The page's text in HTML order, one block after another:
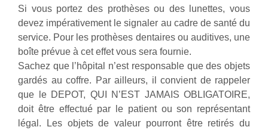
Si vous portez des prothèses ou des lunettes, vous
devez impérativement le signaler au cadre de santé du
service. Pour les prothèses dentaires ou auditives, une
boîte prévue à cet effet vous sera fournie.
Sachez que l’hôpital n’est responsable que des objets
gardés au coffre. Par ailleurs, il convient de rappeler
que le DEPOT, QUI N’EST JAMAIS OBLIGATOIRE,
doit être effectué par le patient ou son représentant
légal. Les objets de valeur pourront être retirés du